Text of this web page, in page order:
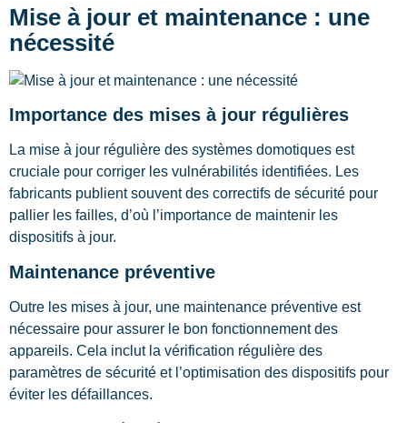
Mise à jour et maintenance : une
nécessité
Importance des mises à jour régulières
La mise à jour régulière des systèmes domotiques est
cruciale pour corriger les vulnérabilités identifiées. Les
fabricants publient souvent des correctifs de sécurité pour
pallier les failles, d’où l’importance de maintenir les
dispositifs à jour.
Maintenance préventive
Outre les mises à jour, une maintenance préventive est
nécessaire pour assurer le bon fonctionnement des
appareils. Cela inclut la vérification régulière des
paramètres de sécurité et l’optimisation des dispositifs pour
éviter les défaillances.